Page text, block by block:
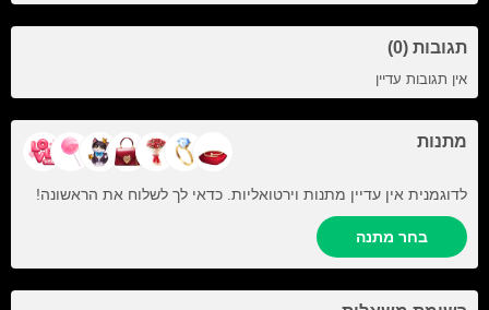
תגובות (0)
אין תגובות עדיין
מתנות
לדוגמנית אין עדיין מתנות וירטואליות. כדאי לך לשלוח את הראשונה!
בחר מתנה